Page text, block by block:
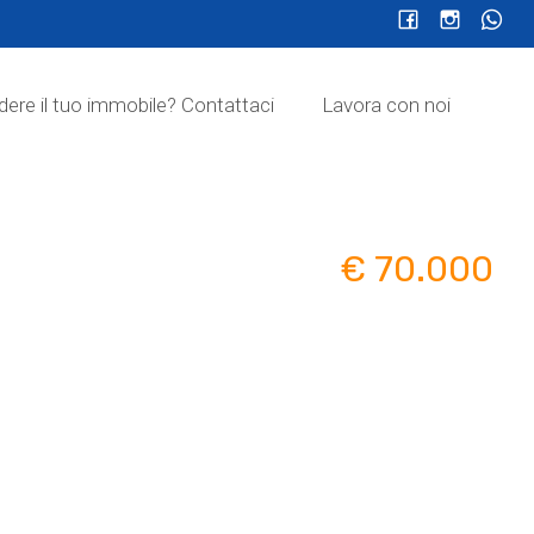
il tuo immobile? Contattaci Lavora con noi
€ 70.000